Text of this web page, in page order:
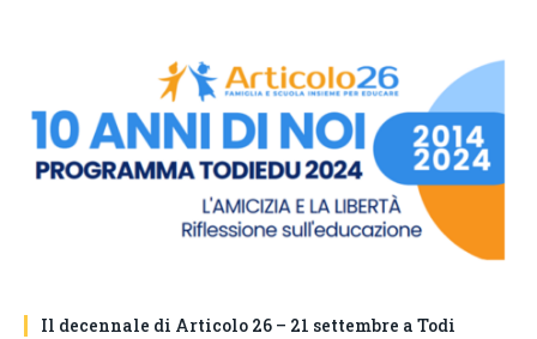
Il decennale di Articolo 26 – 21 settembre a Todi